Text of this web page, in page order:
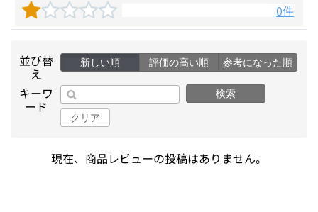
0件
並び替
え
新しい順 評価の高い順 参考になった順
キーワ
ード
検索
クリア
現在、商品レビューの投稿はありません。